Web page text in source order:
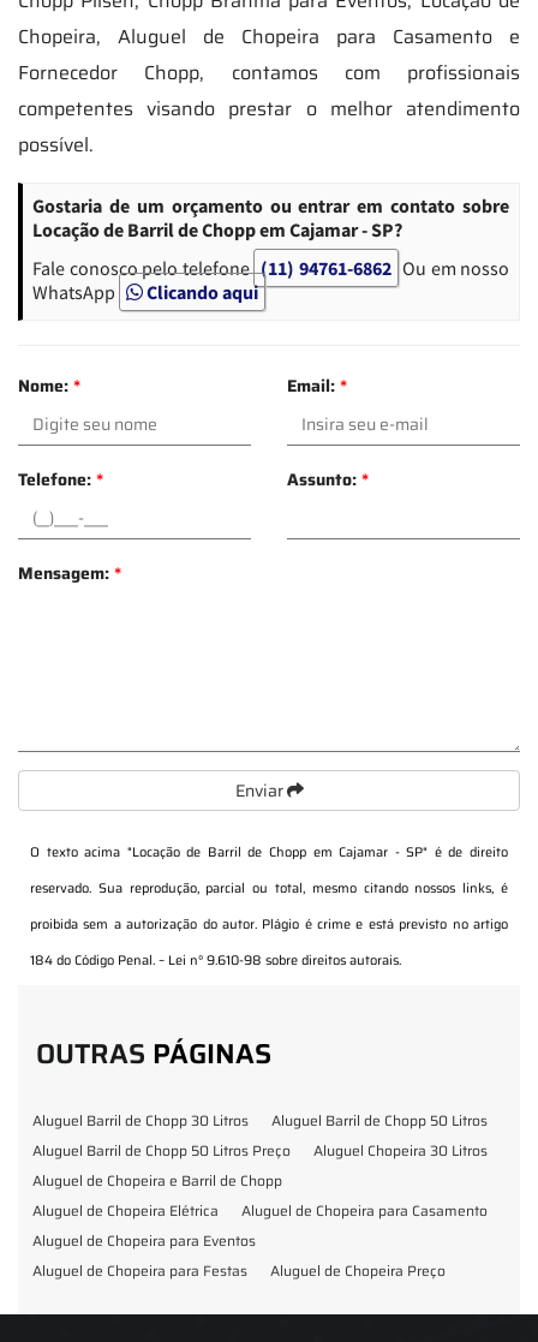
Chopeira, Aluguel de Chopeira para Casamento e
Fornecedor Chopp, contamos com profissionais
competentes visando prestar o melhor atendimento
possível.
Gostaria de um orçamento ou entrar em contato sobre
Locação de Barril de Chopp em Cajamar - SP?
Fale conosco pelo telefone (11) 94761-6862 Ou em nosso
WhatsApp
Clicando aqui
Nome:* Email:*
Telefone:* Assunto:*
Mensagem:*
Enviar
O texto acima "Locação de Barril de Chopp em Cajamar - SP" é de direito
reservado. Sua reprodução, parcial ou total, mesmo citando nossos links, é
proibida sem a autorização do autor. Plágio é crime e está previsto no artigo
184 do Código Penal. – Lei n° 9.610-98 sobre direitos autorais.
OUTRAS PÁGINAS
Aluguel Barril de Chopp 30 Litros
Aluguel Barril de Chopp 50 Litros
Aluguel Barril de Chopp 50 Litros Preço
Aluguel Chopeira 30 Litros
Aluguel de Chopeira e Barril de Chopp
Aluguel de Chopeira Elétrica
Aluguel de Chopeira para Casamento
Aluguel de Chopeira para Eventos
Aluguel de Chopeira para Festas
Aluguel de Chopeira Preço